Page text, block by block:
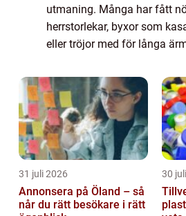
utmaning. Många har fått
herrstorlekar, byxor som
eller tröjor med för långa
utgår från kvinnokroppen
31 juli 2026
Annonsera på Öland – så
når du rätt besökare i rätt
30